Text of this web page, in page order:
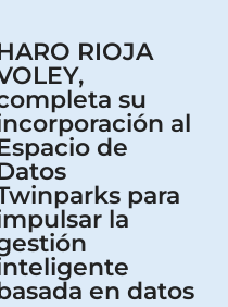
RIOJA
su
al
de
para
la
en datos